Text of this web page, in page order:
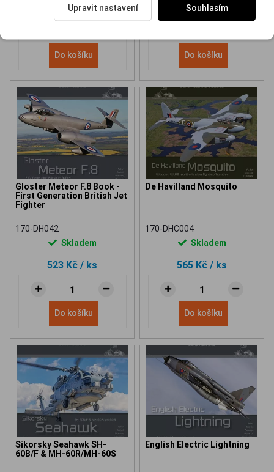
613 Kč/ ks
Do košíku
565 Kč/ ks
Do košíku
Gloster Meteor F.8 Book -
First Generation British Jet
Fighter
170-DH042
Skladem
523 Kč / ks
Do košíku
De Havilland Mosquito
170-DHC004
Skladem
565 Kč / ks
Do košíku
Sikorsky Seahawk SH-
60B/F & MH-60R/MH-60S
English Electric Lightning
Upravit nastavení Souhlasím